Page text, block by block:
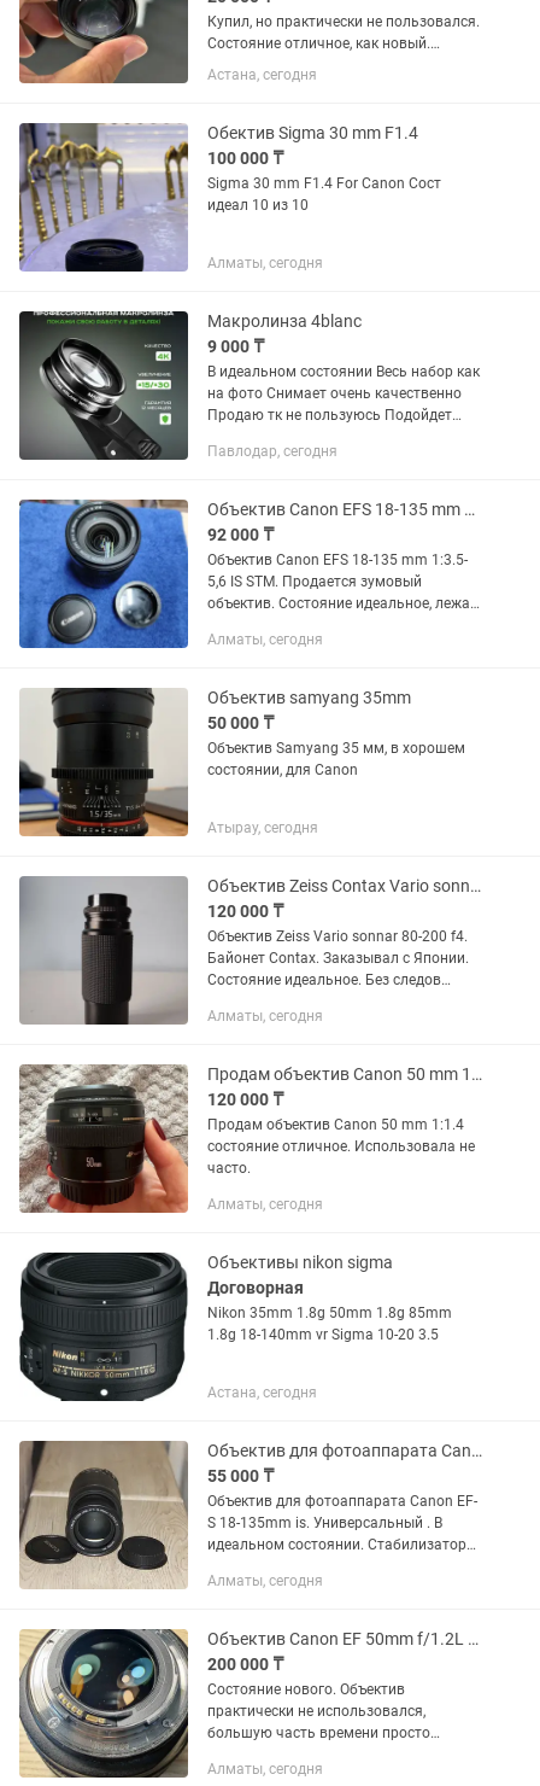
Купил, но практически не пользовался.
Состояние отличное, как новый.
Идеально подходит для макросъемки:
цветы, насекомые, украшения,
фокусировка на расстоянии...
Астана, сегодня
Обектив Sigma 30 mm F1.4
100 000 ₸
Sigma 30 mm F1.4 For Canon Сост
идеал 10 из 10
Алматы, сегодня
Макролинза 4blanc
9 000 ₸
В идеальном состоянии Весь набор как
на фото Снимает очень качественно
Продаю тк не пользуюсь Подойдет
макро фото
Павлодар, сегодня
Объектив Canon EFS 18-135 mm 13.5-5,6 IS STM
92 000 ₸
Объектив Canon EFS 18-135 mm 1:3.5-
5,6 IS STM. Продается зумовый
объектив. Состояние идеальное, лежал
Идеально для видеосъёмки так как он
Алматы, сегодня
Объектив samyang 35mm
50 000 ₸
Объектив Samyang 35 мм, в хорошем
состоянии, для Canon
Атырау, сегодня
Объектив Zeiss Contax Vario sonnar 80-200 f4.
120 000 ₸
Объектив Zeiss Vario sonnar 80-200 f4.
Байонет Contax. Заказывал с Японии.
Состояние идеальное. Без следов
Продаю так как не пользуюсь. Только
Алматы, сегодня
Продам объектив Canon 50 mm 1-1,4.
120 000 ₸
Продам объектив Canon 50 mm 1:1.4
состояние отличное. Использовала не
часто.
Алматы, сегодня
Объективы nikon sigma
Договорная
Nikon 35mm 1.8g 50mm 1.8g 85mm
1.8g 18-140mm vr Sigma 10-20 3.5
Астана, сегодня
Объектив для фотоаппарата Canon EF-S 18-135mm is. Универсальный .
55 000 ₸
Объектив для фотоаппарата Canon EF-
S 18-135mm is. Универсальный . В
идеальном состоянии. Стабилизатор
Алматы, сегодня
Объектив Canon EF 50mm f/1.2L USM
200 000 ₸
Состояние нового. Объектив
практически не использовался,
большую часть времени просто
покупался новым. В ремонте не был,
Алматы, сегодня